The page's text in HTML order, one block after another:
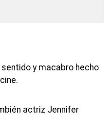
y macabro hecho
actriz Jennifer